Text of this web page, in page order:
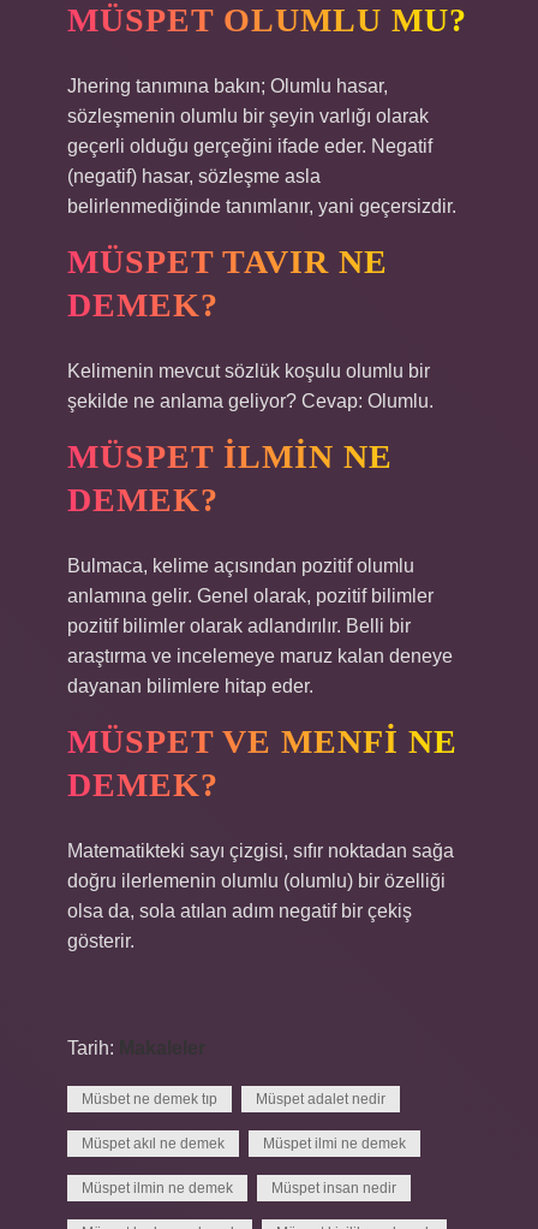
MÜSPET OLUMLU MU?
Jhering tanımına bakın; Olumlu hasar,
sözleşmenin olumlu bir şeyin varlığı olarak
geçerli olduğu gerçeğini ifade eder. Negatif
(negatif) hasar, sözleşme asla
belirlenmediğinde tanımlanır, yani geçersizdir.
MÜSPET TAVIR NE
DEMEK?
Kelimenin mevcut sözlük koşulu olumlu bir
şekilde ne anlama geliyor? Cevap: Olumlu.
MÜSPET ILMIN NE
DEMEK?
Bulmaca, kelime açısından pozitif olumlu
anlamına gelir. Genel olarak, pozitif bilimler
pozitif bilimler olarak adlandırılır. Belli bir
araştırma ve incelemeye maruz kalan deneye
dayanan bilimlere hitap eder.
MÜSPET VE MENFI NE
DEMEK?
Matematikteki sayı çizgisi, sıfır noktadan sağa
doğru ilerlemenin olumlu (olumlu) bir özelliği
olsa da, sola atılan adım negatif bir çekiş
gösterir.
Tarih:
Müsbet ne demek tıp Müspet adalet nedir
Müspet akıl ne demek Müspet ilmi ne demek
Müspet ilmin ne demek Müspet insan nedir